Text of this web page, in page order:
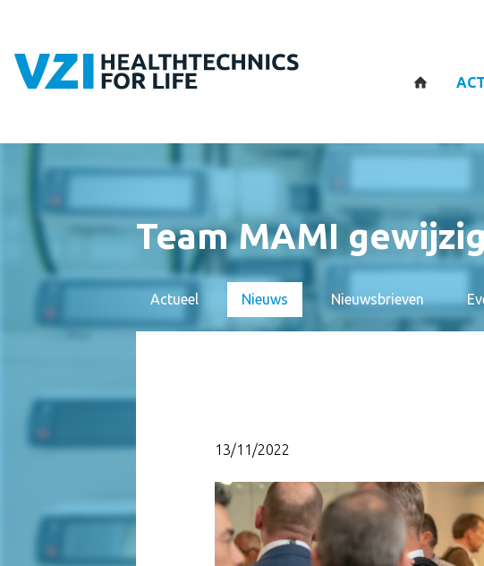
Team MAMI
Actueel Nieuws Nieuwsbrieven
13/11/2022